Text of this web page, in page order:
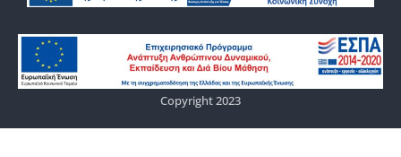
Copyright 2023